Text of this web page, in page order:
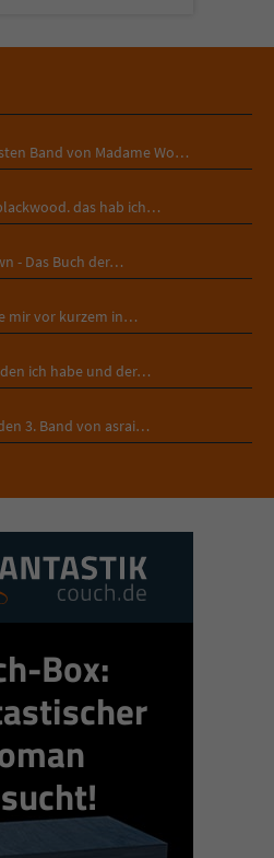
Band von Madame Wo…
das hab ich…
- Das Buch der…
mir vor kurzem in…
ich habe und der…
3. Band von asrai…
Box: